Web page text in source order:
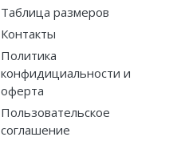
Таблица размеров
Контакты
Политика
конфидициальности и
оферта
Пользовательское
соглашение